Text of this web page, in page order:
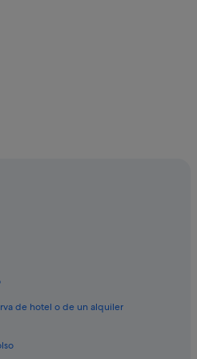
de hotel o de un alquiler